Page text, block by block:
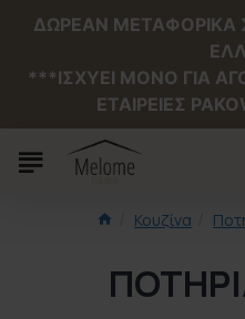
ΔΩΡΕΑΝ ΜΕΤΑΦΟΡΙΚΑ
***ΙΣΧΥΕΙ MONO ΓΙΑ
ΕΤΑΙΡΕΙΕΣ
Κουζίνα